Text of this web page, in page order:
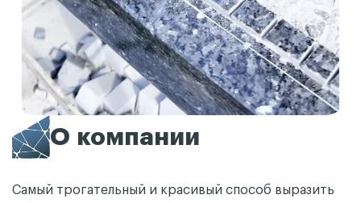
О компании
Самый трогательный и красивый способ выразить